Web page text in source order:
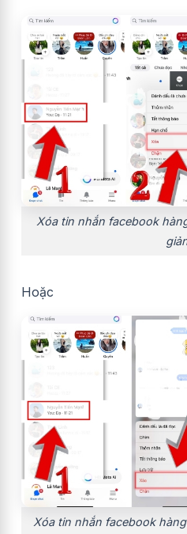
Xóa tin nhắn facebook
Hoặc
Xóa tin nhắn facebook